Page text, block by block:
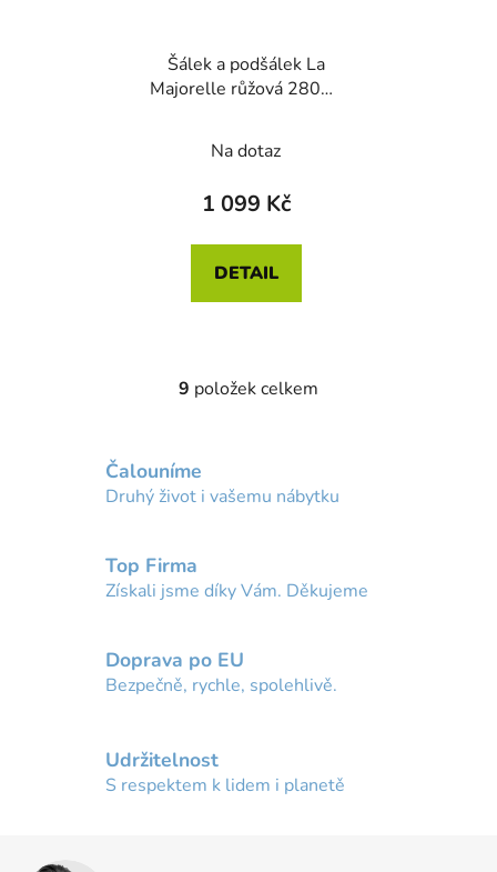
Šálek a podšálek La
Majorelle růžová 280ml
Na dotaz
1 099 Kč
DETAIL
O
d
p
y
i
9 položek celkem
Čalouníme
Druhý život i vašemu nábytku
Top Firma
Získali jsme díky Vám. Děkujeme
Doprava po EU
Bezpečně, rychle, spolehlivě.
Udržitelnost
S respektem k lidem i planetě